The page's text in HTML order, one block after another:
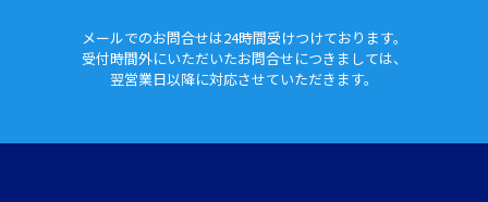
メールでのお問合せは24時間受けつけております。
受付時間外にいただいたお問合せにつきましては、
翌営業日以降に対応させていただきます。